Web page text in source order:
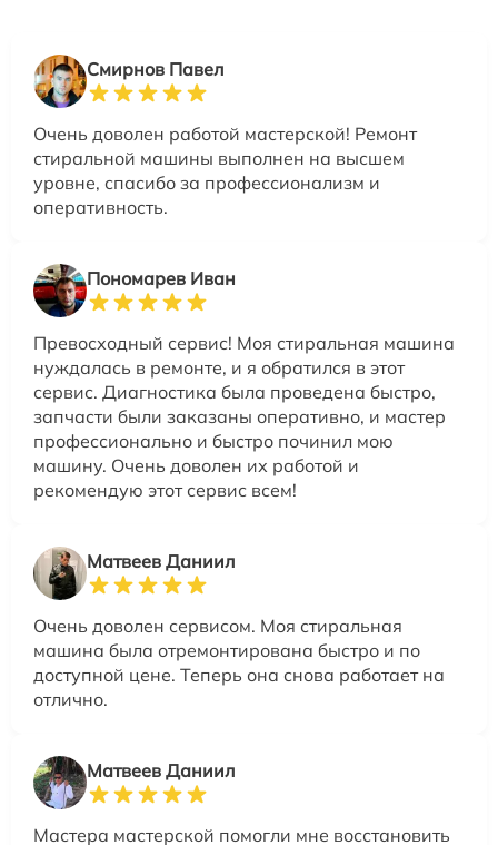
Смирнов Павел
Очень доволен работой мастерской! Ремонт
стиральной машины выполнен на высшем
уровне, спасибо за профессионализм и
оперативность.
Пономарев Иван
Превосходный сервис! Моя стиральная машина
нуждалась в ремонте, и я обратился в этот
сервис. Диагностика была проведена быстро,
запчасти были заказаны оперативно, и мастер
профессионально и быстро починил мою
машину. Очень доволен их работой и
рекомендую этот сервис всем!
Матвеев Даниил
Очень доволен сервисом. Моя стиральная
машина была отремонтирована быстро и по
доступной цене. Теперь она снова работает на
отлично.
Матвеев Даниил
Мастера мастерской помогли мне восстановить